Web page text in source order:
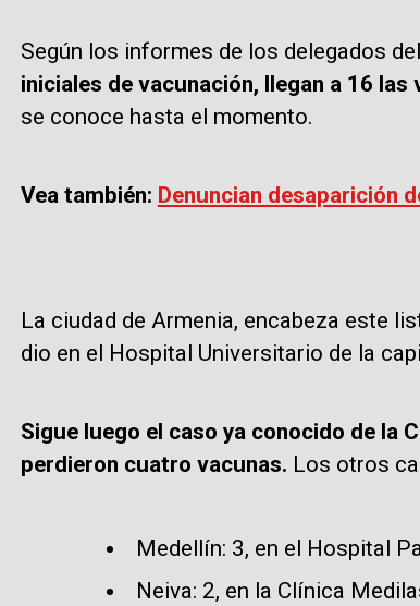
Según los informes de los delegados
iniciales de vacunación, llegan a 16
se conoce hasta el momento.
Vea también: Denuncian desaparición
La ciudad de Armenia, encabeza este
dio en el Hospital Universitario de la
Sigue luego el caso ya conocido de la
perdieron cuatro vacunas. Los otros
Medellín: 3, en el Hospital
Neiva: 2, en la Clínica